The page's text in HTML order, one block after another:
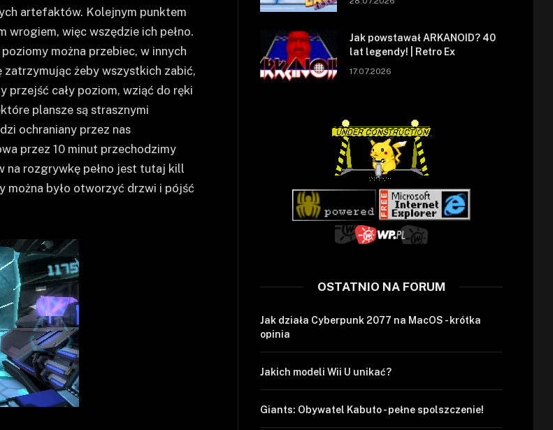
artefaktów. Kolejnym punktem
wrogiem, więc wszędzie ich pełno.
można przebiec, w innych
zatrzymując żeby wszystkich zabić,
przejść cały poziom, wziąć do ręki
plansze są strasznymi
ochraniany przez nas
przez 10 minut przechodzimy
na rozgrywkę pełno jest tutaj kill
można było otworzyć drzwi i pójść
Jak powstawał ARKANOID? 40
lat legendy! | Retro Ex
17.07.2026
OSTATNIO NA FORUM
Jak działa Cyberpunk 2077 na MacOS - krótka
opinia
Jakich modeli Wii U unikać?
Giants: Obywatel Kabuto - pełne spolszczenie!